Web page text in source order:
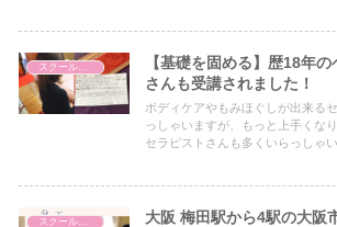
【基礎を固める】歴18年
さんも受講されました！
ボディケアやもみほぐしが出来る
っしゃいますが、もっと上手くな
セラピストさんも多くいらっしゃ
大阪 梅田駅から4駅の大阪